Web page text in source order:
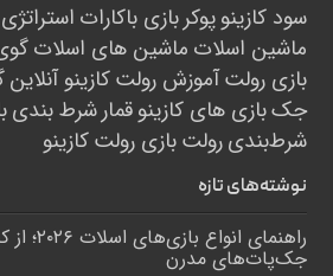
سود کازینوپوکربازی باکارات
ماشین اسلات ماشین های اسلات
بازی رولتآموزش رولتکازینو آنلاین
جکبازی های کازینوقمارشرط بندی
شرط‌بندیرولتبازی رولتکازینو
نوشته‌های تازه
راهنمای انواع
جک‌پات‌های مدرن